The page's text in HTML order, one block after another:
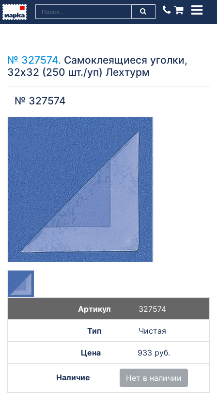
№ 327574. Самоклеящиеся уголки,
32х32 (250 шт./уп) Лехтурм
№ 327574
327574
Чистая
933 руб.
Нет в наличии